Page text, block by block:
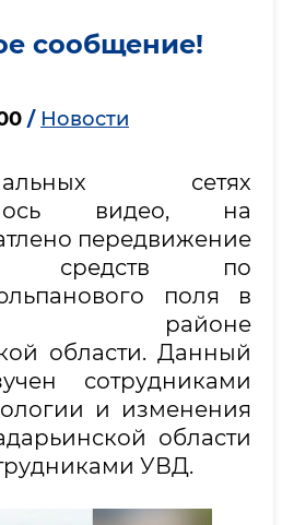
сообщение!
/ Новости
сетях
видео, на
передвижение
средств по
поля в
районе
области. Данный
сотрудниками
и изменения
области
УВД.